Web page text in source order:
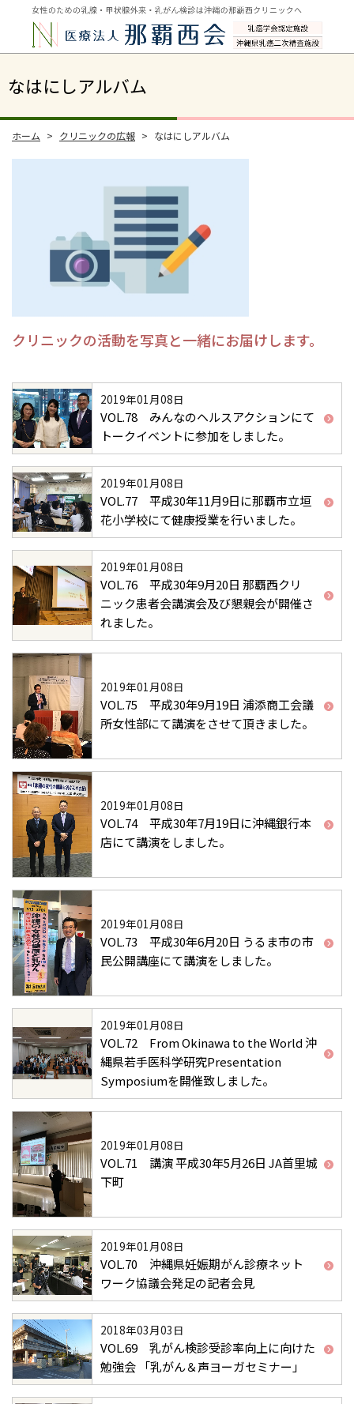
なはにしアルバム
ホーム クリニックの広報 なはにしアルバム
クリニックの活動を写真と一緒にお届けします。
2019年01月08日
VOL.78 みんなのヘルスアクションにて
トークイベントに参加をしました。
2019年01月08日
VOL.77 平成30年11月9日に那覇市立垣
花小学校にて健康授業を行いました。
2019年01月08日
VOL.76 平成30年9月20日 那覇西クリ
ニック患者会講演会及び懇親会が開催さ
れました。
2019年01月08日
VOL.75 平成30年9月19日 浦添商工会議
所女性部にて講演をさせて頂きました。
2019年01月08日
VOL.74 平成30年7月19日に沖縄銀行本
店にて講演をしました。
2019年01月08日
VOL.73 平成30年6月20日 うるま市の市
民公開講座にて講演をしました。
2019年01月08日
VOL.72 From Okinawa to the World 沖
縄県若手医科学研究Presentation
Symposiumを開催致しました。
2019年01月08日
VOL.71 講演 平成30年5月26日 JA首里城
下町
2019年01月08日
VOL.70 沖縄県妊娠期がん診療ネット
ワーク協議会発足の記者会見
2018年03月03日
VOL.69 乳がん検診受診率向上に向けた
勉強会 「乳がん＆声ヨーガセミナー」